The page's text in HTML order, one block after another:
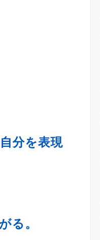
分を表現
る。